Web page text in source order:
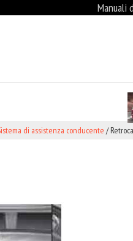
Manuali
di assistenza conducente /